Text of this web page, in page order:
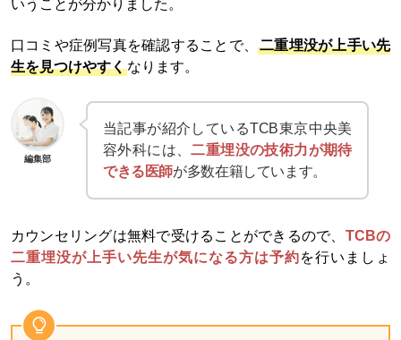
いうことが分かりました。
口コミや症例写真を確認することで、二重埋没が上手い先
生を見つけやすくなります。
編集部
当記事が紹介しているTCB東京中央美
容外科には、二重埋没の技術力が期待
できる医師が多数在籍しています。
カウンセリングは無料で受けることができるので、 TCBの
二重埋没が上手い先生が気になる方は予約を行いましょ
う。